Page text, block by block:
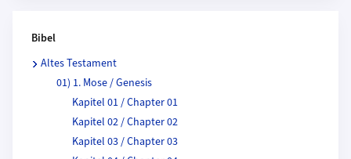
Bibel
Altes Testament
01) 1. Mose / Genesis
Kapitel 01 / Chapter 01
Kapitel 02 / Chapter 02
Kapitel 03 / Chapter 03